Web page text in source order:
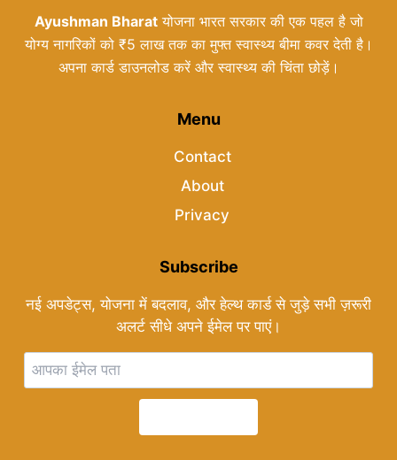
Ayushman Bharatयोजना भारत सरकार की एक पहल है जो
योग्य नागरिकों को ₹5 लाख तक का मुफ्त स्वास्थ्य बीमा कवर देती है।
अपना कार्ड डाउनलोड करें और स्वास्थ्य की चिंता छोड़ें।
Menu
Contact
About
Privacy
Subscribe
नई अपडेट्स, योजना में बदलाव, और हेल्थ कार्ड से जुड़े सभी ज़रूरी
अलर्ट सीधे अपने ईमेल पर पाएं।